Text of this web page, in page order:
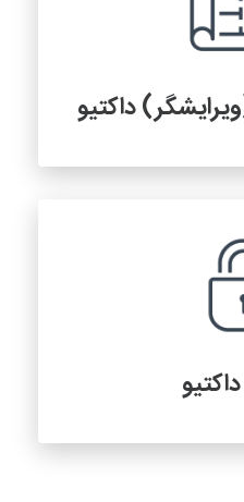
داکتیو